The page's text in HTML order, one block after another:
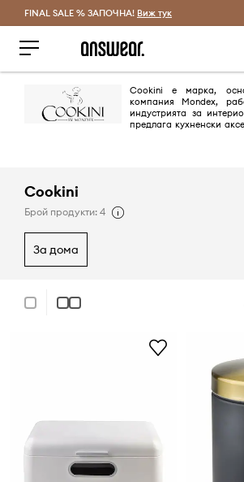
Спестявай с Answear Club
FINAL SALE % ЗАПОЧНА! Виж тук
Cookini е марка,
компания Mondex,
индустрията за
предлага кухненски
Cookini
Брой продукти: 4
за дома